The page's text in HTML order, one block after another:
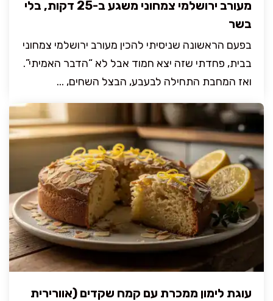
מעורב ירושלמי צמחוני משגע ב-25 דקות, בלי
בשר
בפעם הראשונה שניסיתי להכין מעורב ירושלמי צמחוני
בבית, פחדתי שזה יצא חמוד אבל לא “הדבר האמיתי”.
ואז המחבת התחילה לבעבע, הבצל השחים, ...
עוגת לימון ממכרת עם קמח שקדים (אוורירית